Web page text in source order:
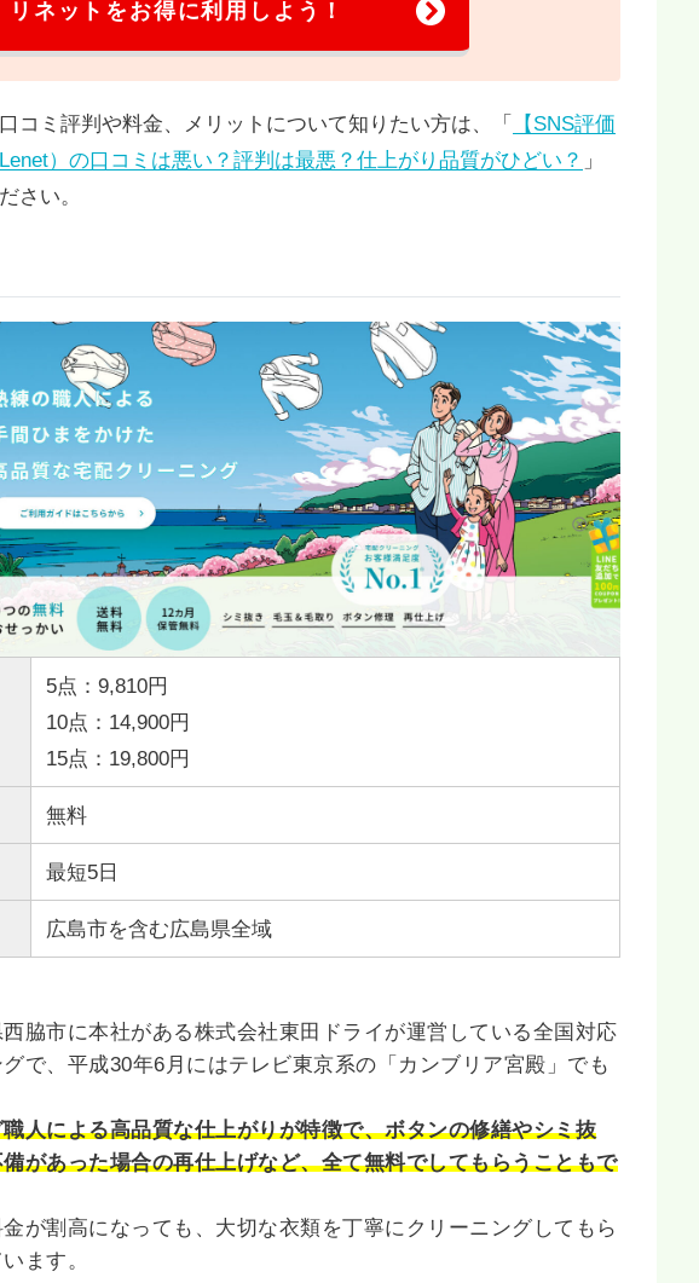
リネットをお得に利用しよう！
コミ評判や料金、メリットについて知りたい方は、「
【SNS評価
）の口コミは悪い？評判は最悪？仕上がり品質がひどい？ 」
さい。
5点：9,810円
10点：14,900円
15点：19,800円
無料
最短5日
広島市を含む広島県全域
西脇市に本社がある株式会社東田ドライが運営している全国対応
で、平成30年6月にはテレビ東京系の「カンブリア宮殿」でも
人による高品質な仕上がりが特徴で、ボタンの修繕やシミ抜
があった場合の再仕上げなど、全て無料でしてもらうこともで
が割高になっても、大切な衣類を丁寧にクリーニングしてもら
ます。